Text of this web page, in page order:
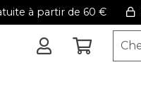
à partir de 60 €